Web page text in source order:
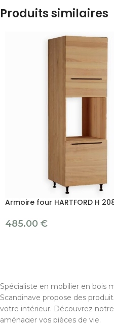
Produits similaires
Armoire four HARTFORD H
485.00 €
Spécialiste en mobilier en bois
Scandinave propose des
votre intérieur. Découvrez
aménager vos pièces de vie.